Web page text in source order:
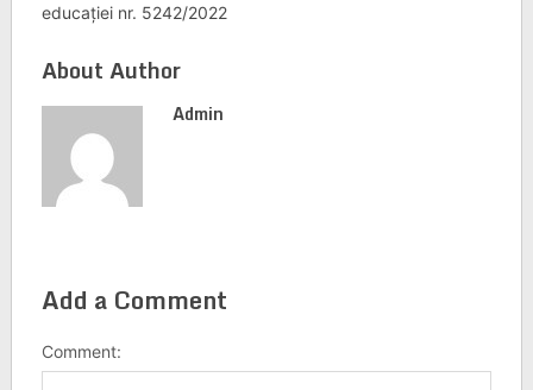
educației nr. 5242/2022
About Author
Admin
Add a Comment
Comment: